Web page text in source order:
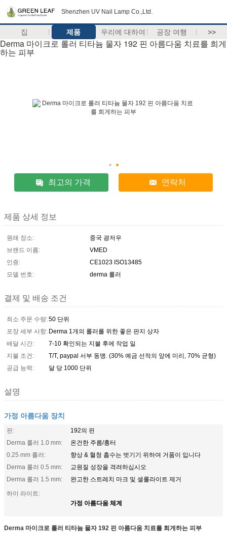
Shenzhen UV Nail Lamp Co.,Ltd.
집 제품 우리에 대하여 공장 여행 >>
Derma 마이크로 롤러 티타늄 물자 192 핀 아름다움 치료를 희게
하는 피부
최고의 가격 연락처
제품 상세 정보
원래 장소:
중국 광저우
브랜드 이름:
VMED
인증:
CE1023 ISO13485
모델 번호:
derma 롤러
결제 및 배송 조건
최소 주문 수량:50 단위
포장 세부 사항: Derma 1개의 롤러를 위한 좋은 판지 상자
배달 시간:
7-10 확인되는 지불 후에 작업 일
지불 조건:
T/T, paypal 서부 동맹. (30% 예금 선적의 앞에 미리, 70% 균형)
공급 능력:
달 당 1000 단위
설명
가정 아름다움 장치
핀:
192의 핀
Derma 롤러 1.0 mm:
온건한 주름/흉터
0.25 mm 롤러:
향상 & 혈청 흡수는 벗기기 위하여 거품이 입니다
Derma 롤러 0.5 mm:
교원질 성장을 격려하십시오
Derma 롤러 1.5 mm:
완고한 스트레치 마크 및 셀룰라이트 제거
하이 라이트:
가정 아름다움 체계
Derma 마이크로 롤러 티타늄 물자 192 핀 아름다움 치료를 희게하는 피부